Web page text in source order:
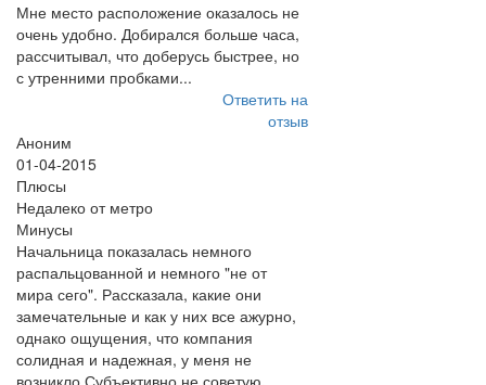
Мне место расположение оказалось не
очень удобно. Добирался больше часа,
рассчитывал, что доберусь быстрее, но
с утренними пробками...
Ответить на
отзыв
Аноним
01-04-2015
Плюсы
Недалеко от метро
Минусы
Начальница показалась немного
распальцованной и немного "не от
мира сего". Рассказала, какие они
замечательные и как у них все ажурно,
однако ощущения, что компания
солидная и надежная, у меня не
возникло.Субъективно не советую.